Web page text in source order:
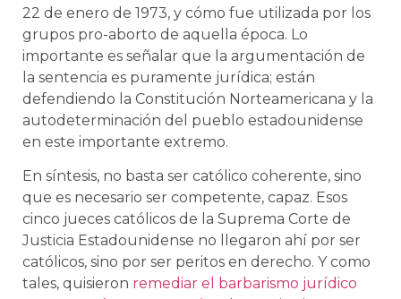
22 de enero de 1973, y cómo fue utilizada por los
grupos pro-aborto de aquella época. Lo
importante es señalar que la argumentación de
la sentencia es puramente jurídica; están
defendiendo la Constitución Norteamericana y la
autodeterminación del pueblo estadounidense
en este importante extremo.
En síntesis, no basta ser católico coherente, sino
que es necesario ser competente, capaz. Esos
cinco jueces católicos de la Suprema Corte de
Justicia Estadounidense no llegaron ahí por ser
católicos, sino por ser peritos en derecho. Y como
tales, quisieron remediar el barbarismo jurídico